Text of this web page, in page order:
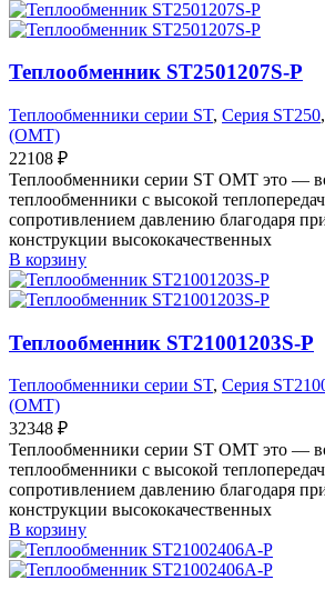
Теплообменник ST2501207S-P
Теплообменники серии ST, Серия ST250,
(OMT)
22108 ₽
Теплообменники серии ST OMT это —
теплообменники с высокой
сопротивлением давлению благодаря
конструкции высококачественных
В корзину
Теплообменник ST21001203S-P
Теплообменники серии ST, Серия
(OMT)
32348 ₽
Теплообменники серии ST OMT это —
теплообменники с высокой
сопротивлением давлению благодаря
конструкции высококачественных
В корзину